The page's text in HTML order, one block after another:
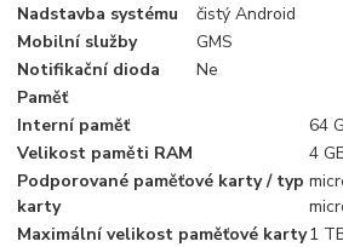
Nadstavba systému
čistý Android
Mobilní služby
GMS
Notifikační dioda
Ne
Paměť
Interní paměť
64
Velikost paměti RAM
4
Podporované paměťové karty / typ
karty
Maximální velikost paměťové karty1